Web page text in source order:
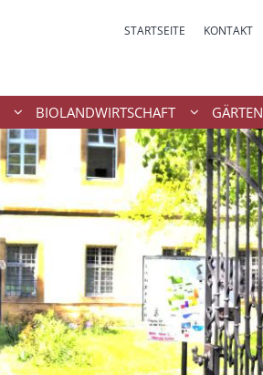
STARTSEITE KONTAKT
BIOLANDWIRTSCHAFT GÄRTEN